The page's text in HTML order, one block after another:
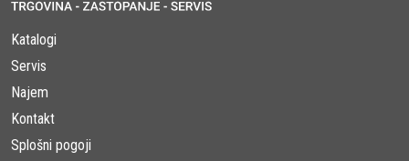
Katalogi
Servis
Najem
Kontakt
Splošni pogoji